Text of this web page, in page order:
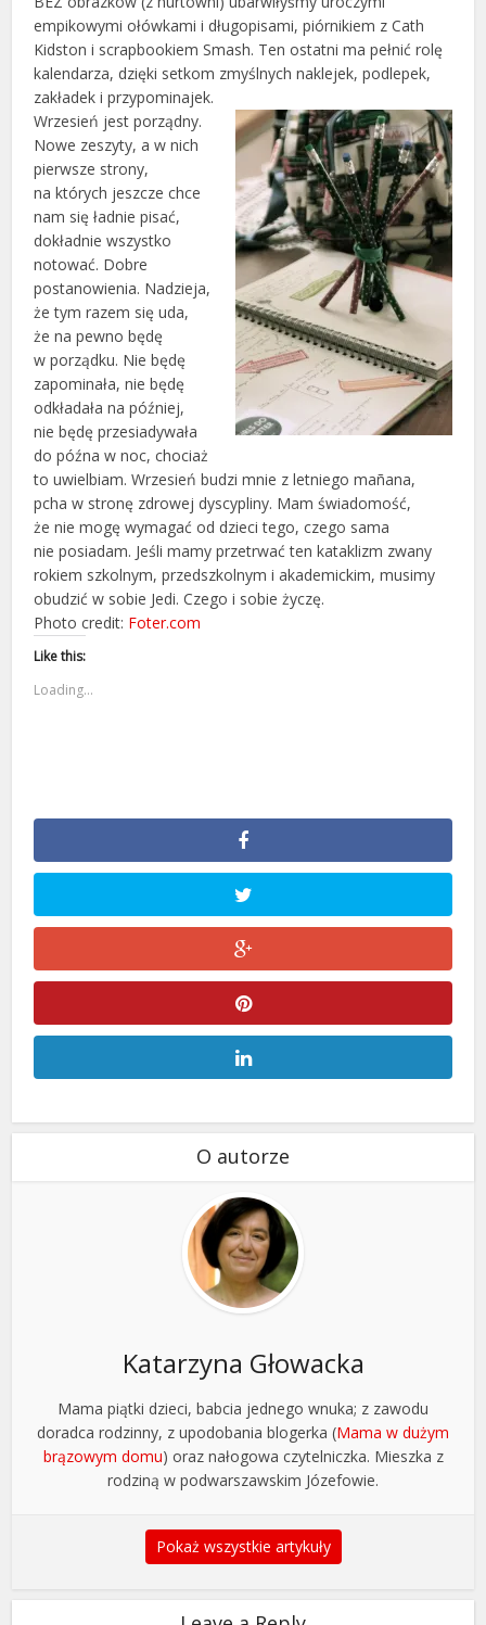
empikowymi ołówkami i długopisami, piórnikiem z Cath
Kidston i scrapbookiem Smash. Ten ostatni ma pełnić rolę
kalendarza, dzięki setkom zmyślnych naklejek, podlepek,
zakładek i przypominajek.
Wrzesień jest porządny.
Nowe zeszyty, a w nich
pierwsze strony,
na których jeszcze chce
nam się ładnie pisać,
dokładnie wszystko
notować. Dobre
postanowienia. Nadzieja,
że tym razem się uda,
że na pewno będę
w porządku. Nie będę
zapominała, nie będę
odkładała na później,
nie będę przesiadywała
do późna w noc, chociaż
to uwielbiam. Wrzesień budzi mnie z letniego mañana,
pcha w stronę zdrowej dyscypliny. Mam świadomość,
że nie mogę wymagać od dzieci tego, czego sama
nie posiadam. Jeśli mamy przetrwać ten kataklizm zwany
rokiem szkolnym, przedszkolnym i akademickim, musimy
obudzić w sobie Jedi. Czego i sobie życzę.
Photo credit: Foter.com
Like this:
Loading...
O autorze
Katarzyna Głowacka
Mama piątki dzieci, babcia jednego wnuka; z zawodu
doradca rodzinny, z upodobania blogerka (Mama w dużym
brązowym domu) oraz nałogowa czytelniczka. Mieszka z
rodziną w podwarszawskim Józefowie.
Pokaż wszystkie artykuły